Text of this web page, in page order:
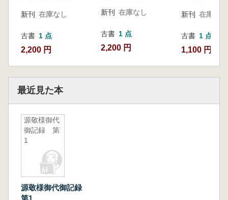
新刊 在庫なし
古書 1 点
2,200 円
新刊 在庫なし
古書 1 点
2,200 円
新刊 在庫なし
古書 1 点
1,100 円
最近見た本
源敬様御代
御記録 第
1
源敬様御代御記録